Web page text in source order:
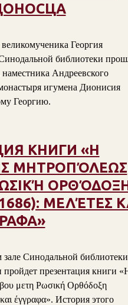
Георгия
библиотеки
Андреевского
игумена Дионисия
Георгию.
КНИГИ «Η
ΜΗΤΡΟΠΌΛΕΩΣ
ΜΕΛΈΤΕΣ
Синодальной библиотеки
презентация книги
μετη Ρωσική Ορθόδοξη
έγγραφα». История этого